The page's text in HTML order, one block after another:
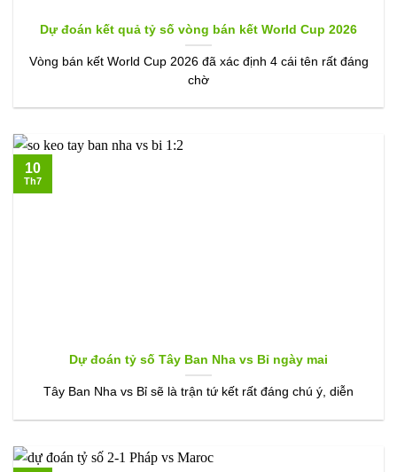
Dự đoán kết quả tỷ số vòng bán kết World Cup 2026
Vòng bán kết World Cup 2026 đã xác định 4 cái tên rất đáng
chờ
Dự đoán tỷ số Tây Ban Nha vs Bỉ ngày mai
Tây Ban Nha vs Bỉ sẽ là trận tứ kết rất đáng chú ý, diễn
10
Th7